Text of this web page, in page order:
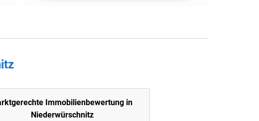
Immobilienbewertung in
Niederwürschnitz